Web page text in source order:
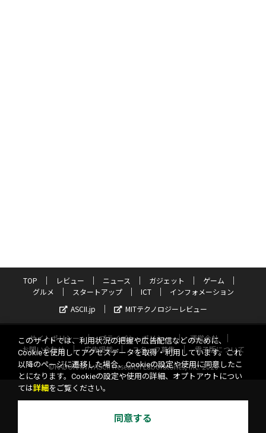
TOP レビュー ニュース ガジェット
ゲーム
グルメ
スタートアップ ICT
インフォメーション
ASCII.jp
MITテクノロジーレビュー
サイトポリシー プライバシーポリシー
運営会社
お問い合わせ
広告掲載 スタッフ募集
電子版について
©KADOKAWA ASCII Research Laboratories, Inc. 2026
このサイトでは、利用状況の把握や広告配信などのために、
Cookieを使用してアクセスデータを取得・利用しています。これ
以降のページに遷移した場合、Cookieの設定や使用に同意したこ
とになります。Cookieの設定や使用の詳細、オプトアウトについ
ては詳細 をご覧ください。
同意する